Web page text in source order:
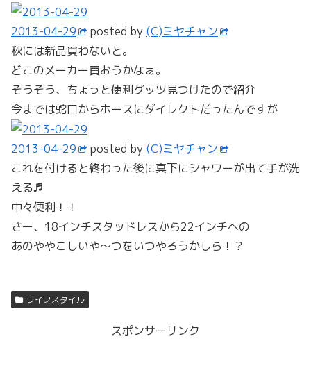
2013-04-29 posted by (C)ミヤチャン
秋には新品買わないと。
どこのメーカー買おうかなぁ。
そうそう、ちょっと便利グッツ見つけたので紹介
今までは蛇口からホースにダイレクトだったんですが
2013-04-29 posted by (C)ミヤチャン
これを付けると終わった後に真下にシャワーが出て手が洗
える♬
中々便利！！
さー、18インチスタッドレスから22インチへの
あのややこしいや～つをいつやろうかしら！？
ライフスタイル
スポンサーリンク